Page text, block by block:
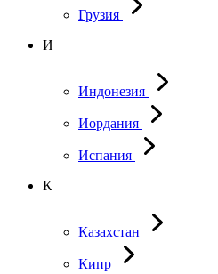
Грузия
И
Индонезия
Иордания
Испания
К
Казахстан
Кипр